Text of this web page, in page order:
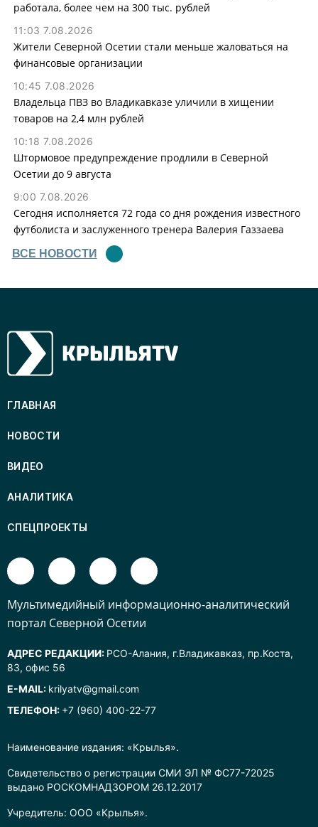
работала, более чем на 300 тыс. рублей
11:03 7.08.2026
Жители Северной Осетии стали меньше жаловаться на
финансовые организации
10:45 7.08.2026
Владельца ПВЗ во Владикавказе уличили в хищении
товаров на 2,4 млн рублей
10:18 7.08.2026
Штормовое предупреждение продлили в Северной
Осетии до 9 августа
9:00 7.08.2026
Сегодня исполняется 72 года со дня рождения известного
футболиста и заслуженного тренера Валерия Газзаева
ВСЕ НОВОСТИ
Наименование издания: «Крылья».
Свидетельство о регистрации СМИ ЭЛ № ФС77-72025
выдано РОСКОМНАДЗОРОМ 26.12.2017
Учредитель: ООО «Крылья».
ГЛАВНАЯ
НОВОСТИ
ВИДЕО
АНАЛИТИКА
СПЕЦПРОЕКТЫ
Mультимедийный информационно-аналитический
портал Северной Осетии
АДРЕС РЕДАКЦИИ: РСО-Алания, г.Владикавказ, пр.Коста,
83, офис 56
E-MAIL: krilyatv@gmail.com
ТЕЛЕФОН: +7 (960) 400-22-77